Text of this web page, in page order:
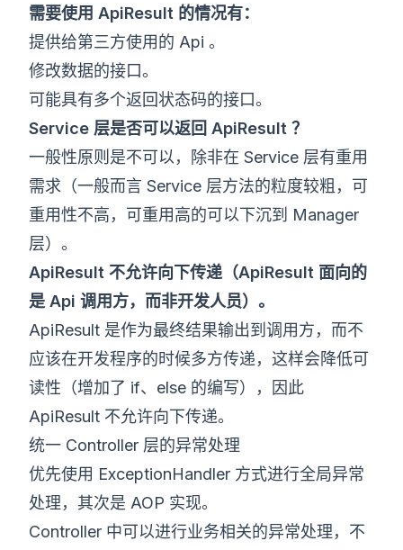
需要使用 ApiResult 的情况有：
提供给第三方使用的 Api 。
修改数据的接口。
可能具有多个返回状态码的接口。
Service 层是否可以返回 ApiResult ？
一般性原则是不可以，除非在 Service 层有重用
需求（一般而言 Service 层方法的粒度较粗，可
重用性不高，可重用高的可以下沉到 Manager
层）。
ApiResult 不允许向下传递（ApiResult 面向的
是 Api 调用方，而非开发人员）。
ApiResult 是作为最终结果输出到调用方，而不
应该在开发程序的时候多方传递，这样会降低可
读性（增加了 if、else 的编写），因此
ApiResult 不允许向下传递。
统一 Controller 层的异常处理
优先使用 ExceptionHandler 方式进行全局异常
处理，其次是 AOP 实现。
Controller 中可以进行业务相关的异常处理，不